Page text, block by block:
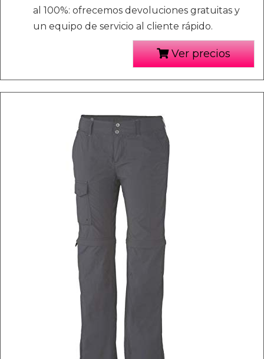
al 100%: ofrecemos devoluciones gratuitas y
un equipo de servicio al cliente rápido.
Ver precios